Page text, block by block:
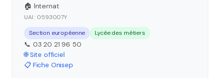
🏠 Internat
UAI : 0593007Y
Section européenne
Lycée des métiers
📞 03 20 21 96 50
🌐 Site officiel
📋 Fiche Onisep